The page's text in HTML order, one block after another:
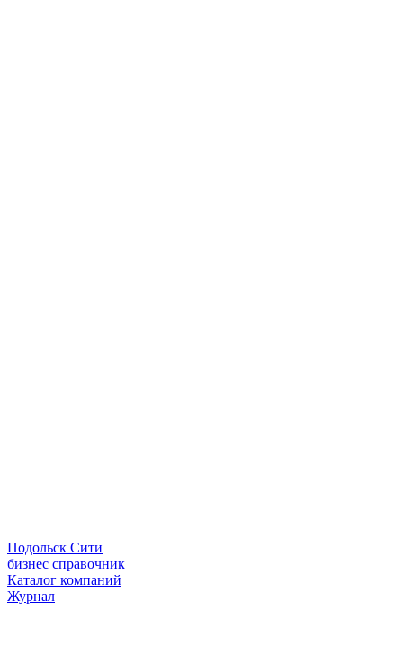
Подольск Сити
бизнес справочник
Каталог компаний
Журнал